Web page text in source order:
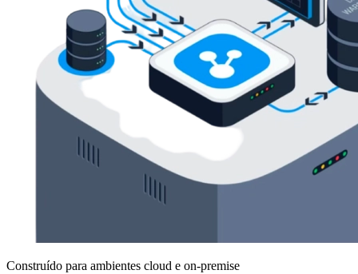
Construído para ambientes cloud e on-premise